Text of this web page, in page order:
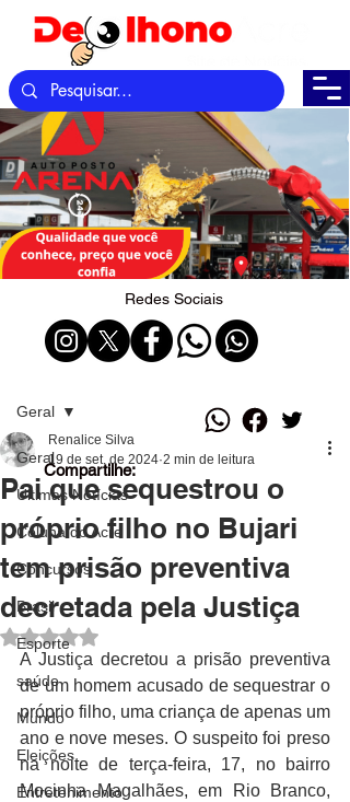
Redes Sociais
Geral
Últimas Notícias
Coluna do Acre
Concursos
Brasil
Esporte
saúde
Mundo
Eleições
Entretenimento
Geral
Pai que sequestrou o
próprio filho no Bujari
tem prisão preventiva
decretada pela Justiça
Renalice Silva
19 de set. de 2024 2 min de leitura
Avaliado com NaN de 5 estrelas.
A Justiça decretou a prisão preventiva
de um homem acusado de sequestrar o
próprio filho, uma criança de apenas um
ano e nove meses. O suspeito foi preso
na noite de terça-feira, 17, no bairro
Mocinha Magalhães, em Rio Branco,
Compartilhe: